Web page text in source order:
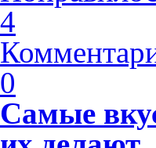
4
0
Самые